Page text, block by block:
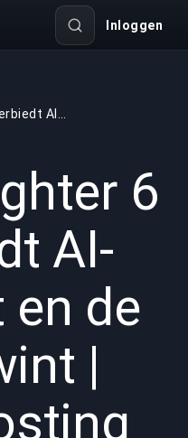
Inloggen
6
AI-
de
|